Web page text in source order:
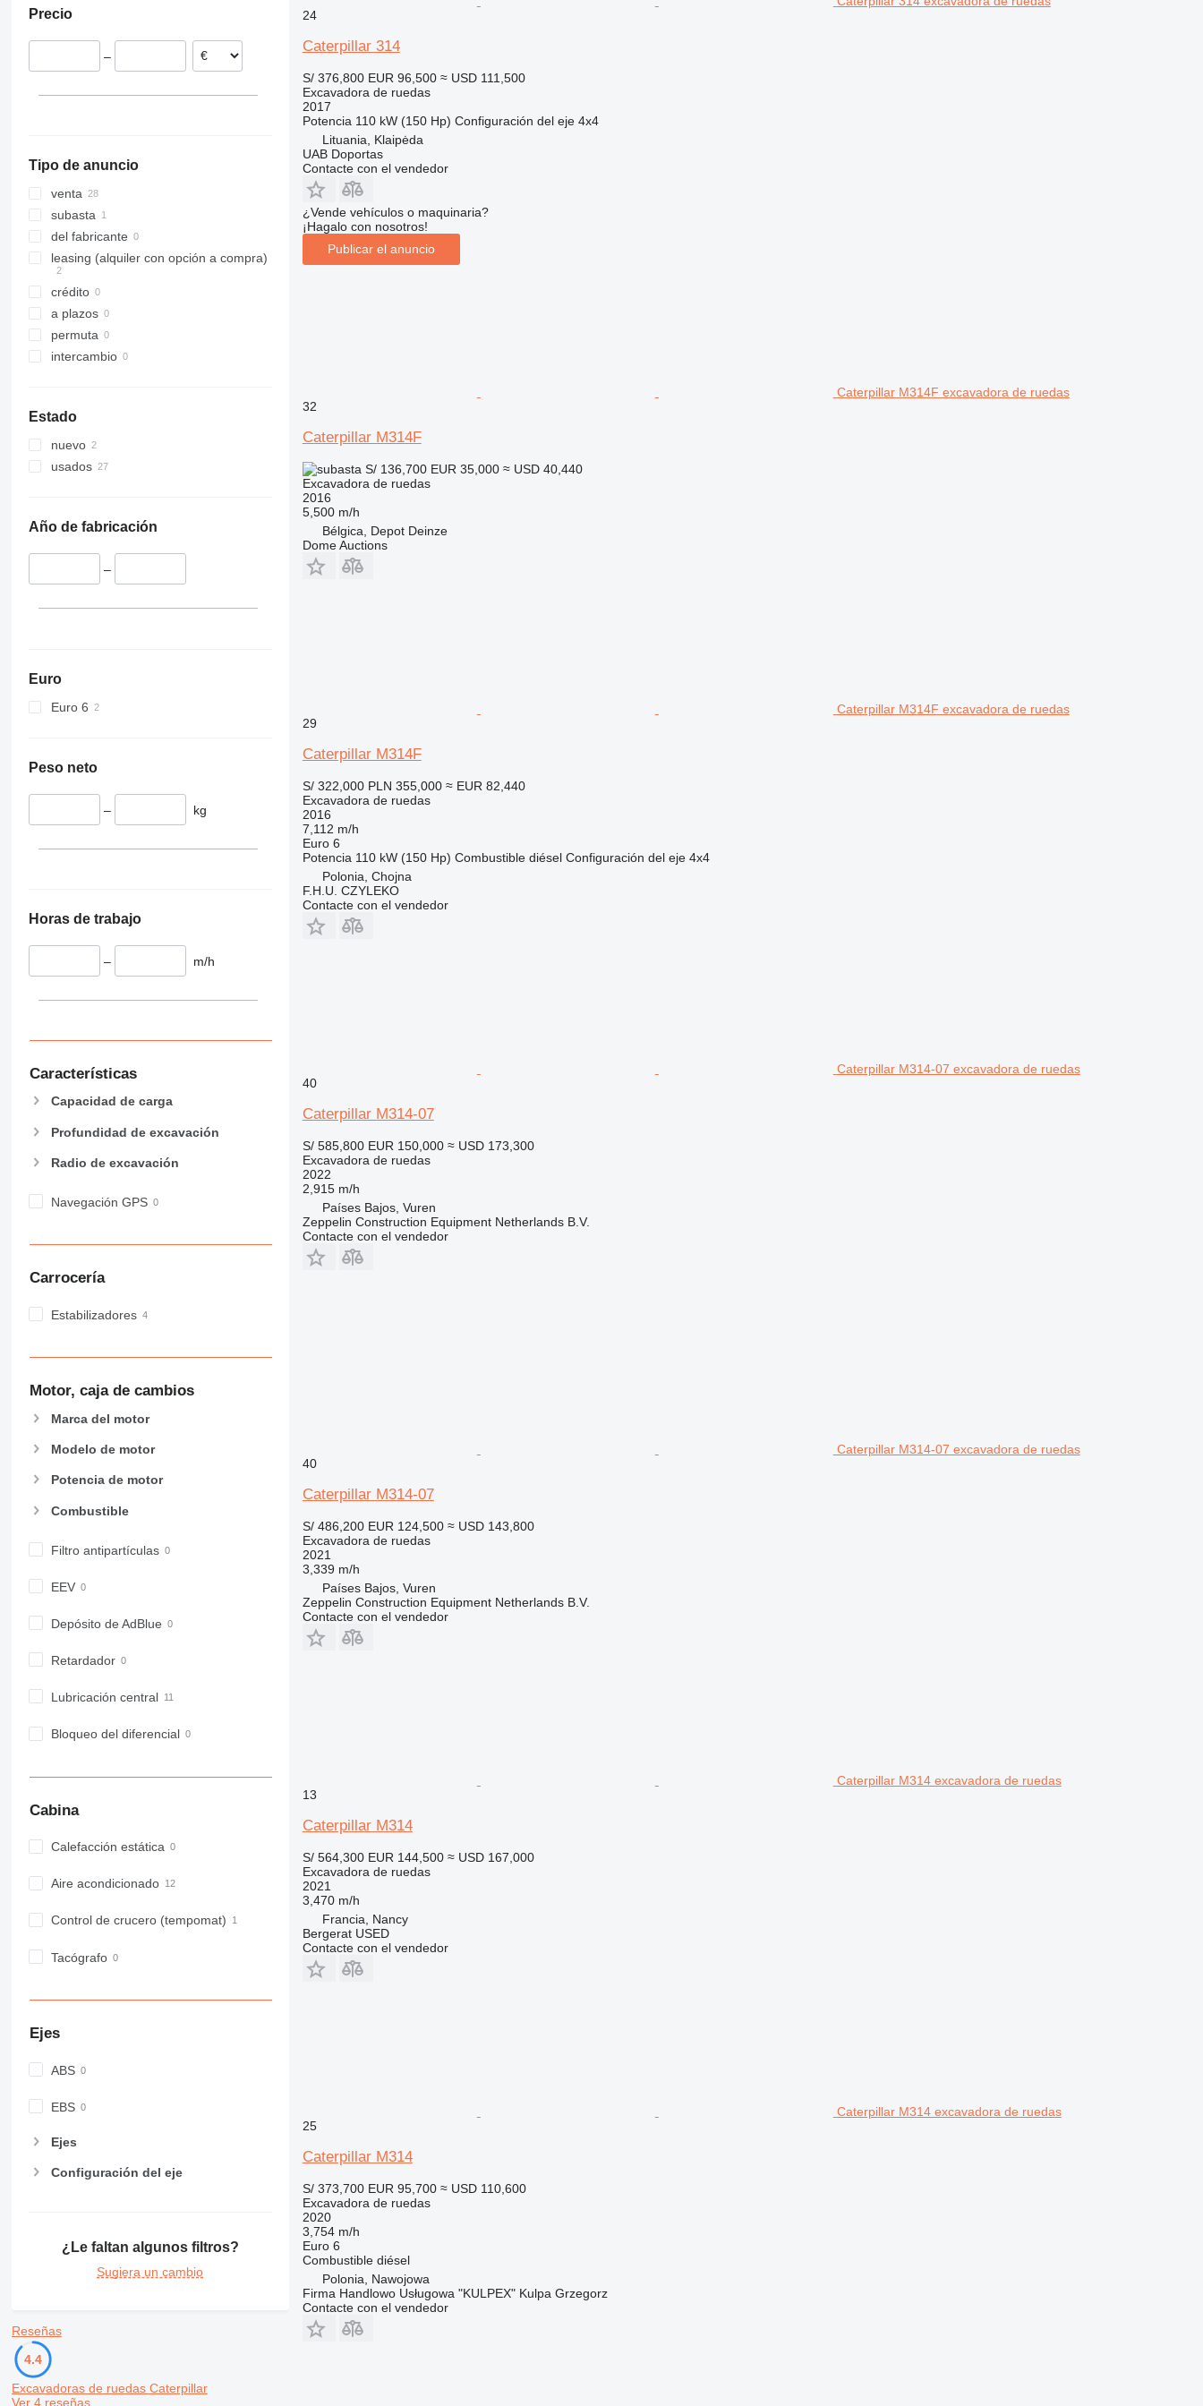
M320
M322
Rumanía
Bélgica
Precio
–
Tipo de anuncio
venta
subasta
del fabricante
leasing (alquiler con opción a compra)
crédito
a plazos
permuta
intercambio
Estado
nuevo
usados
Año de fabricación
–
Euro
Euro 6
Peso neto
– kg
Horas de trabajo
– m/h
Características
Capacidad de carga
Profundidad de excavación
Radio de excavación
Navegación GPS
Carrocería
Estabilizadores
Motor, caja de cambios
Marca del motor
Modelo de motor
Potencia de motor
Combustible
Filtro antipartículas
EEV
Depósito de AdBlue
Retardador
Lubricación central
Bloqueo del diferencial
Cabina
Calefacción estática
Aire acondicionado
Control de crucero (tempomat)
Tacógrafo
Ejes
ABS
EBS
Ejes
Configuración del eje
¿Le faltan algunos filtros?
Sugiera un cambio
Reseñas
4.4
Excavadoras de ruedas Caterpillar
Ver 4 reseñas
24
Caterpillar 314
S/ 376,800 EUR 96,500 ≈ USD 111,500
Excavadora de ruedas
2017
Potencia 110 kW (150 Hp) Configuración del eje 4x4
Lituania, Klaipėda
UAB Doportas
Contacte con el vendedor
¿Vende vehículos o maquinaria?
¡Hagalo con nosotros!
Publicar el anuncio
Caterpillar M314F excavadora de ruedas
32
Caterpillar M314F
S/ 136,700 EUR 35,000 ≈ USD 40,440
Excavadora de ruedas
2016
5,500 m/h
Bélgica, Depot Deinze
Dome Auctions
Caterpillar M314F excavadora de ruedas
29
Caterpillar M314F
S/ 322,000 PLN 355,000 ≈ EUR 82,440
Excavadora de ruedas
2016
7,112 m/h
Euro 6
Potencia 110 kW (150 Hp) Combustible diésel Configuración del eje 4x4
Polonia, Chojna
F.H.U. CZYLEKO
Contacte con el vendedor
Caterpillar M314-07 excavadora de ruedas
40
Caterpillar M314-07
S/ 585,800 EUR 150,000 ≈ USD 173,300
Excavadora de ruedas
2022
2,915 m/h
Países Bajos, Vuren
Zeppelin Construction Equipment Netherlands B.V.
Contacte con el vendedor
Caterpillar M314-07 excavadora de ruedas
40
Caterpillar M314-07
S/ 486,200 EUR 124,500 ≈ USD 143,800
Excavadora de ruedas
2021
3,339 m/h
Países Bajos, Vuren
Zeppelin Construction Equipment Netherlands B.V.
Contacte con el vendedor
Caterpillar M314 excavadora de ruedas
13
Caterpillar M314
S/ 564,300 EUR 144,500 ≈ USD 167,000
Excavadora de ruedas
2021
3,470 m/h
Francia, Nancy
Bergerat USED
Contacte con el vendedor
Caterpillar M314 excavadora de ruedas
25
Caterpillar M314
S/ 373,700 EUR 95,700 ≈ USD 110,600
Excavadora de ruedas
2020
3,754 m/h
Euro 6
Combustible diésel
Polonia, Nawojowa
Firma Handlowo Usługowa "KULPEX" Kulpa Grzegorz
Contacte con el vendedor